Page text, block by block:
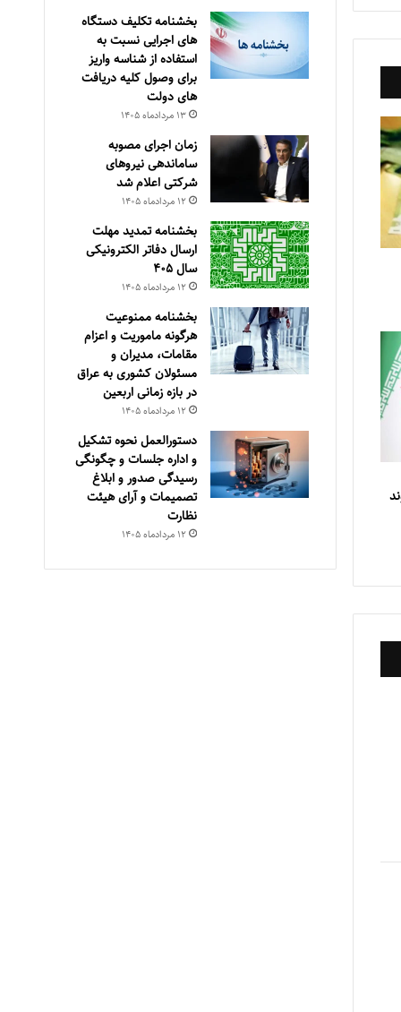
بخشنامه تکلیف دستگاه
های اجرایی نسبت به
استفاده از شناسه واریز
برای وصول کلیه دریافت
های دولت
۱۳ مرداد‌ماه ۱۴۰۵
زمان اجرای مصوبه
ساماندهی نیروهای
شرکتی اعلام شد
۱۲ مرداد‌ماه ۱۴۰۵
بخشنامه تمدید مهلت
ارسال دفاتر الکترونیکی
سال ۴۰۵
۱۲ مرداد‌ماه ۱۴۰۵
بخشنامه ممنوعیت
هرگونه ماموریت و اعزام
مقامات، مدیران و
مسئولان کشوری به عراق
در بازه زمانی اربعین
۱۲ مرداد‌ماه ۱۴۰۵
دستورالعمل نحوه تشکیل
و اداره جلسات و چگونگی
رسیدگی صدور و ‏ابلاغ
تصمیمات و‎ ‎آرای هیئت
نظارت
۱۲ مرداد‌ماه ۱۴۰۵